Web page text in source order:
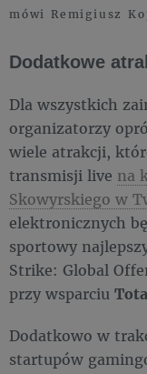
mówi Remigiusz
Dodatkowe
Dla wszystkich
organizatorzy
wiele atrakcji,
transmisji live na
Skowyrskiego w
elektronicznych
sportowy
Strike: Global
przy wsparciu
Dodatkowo w
startupów